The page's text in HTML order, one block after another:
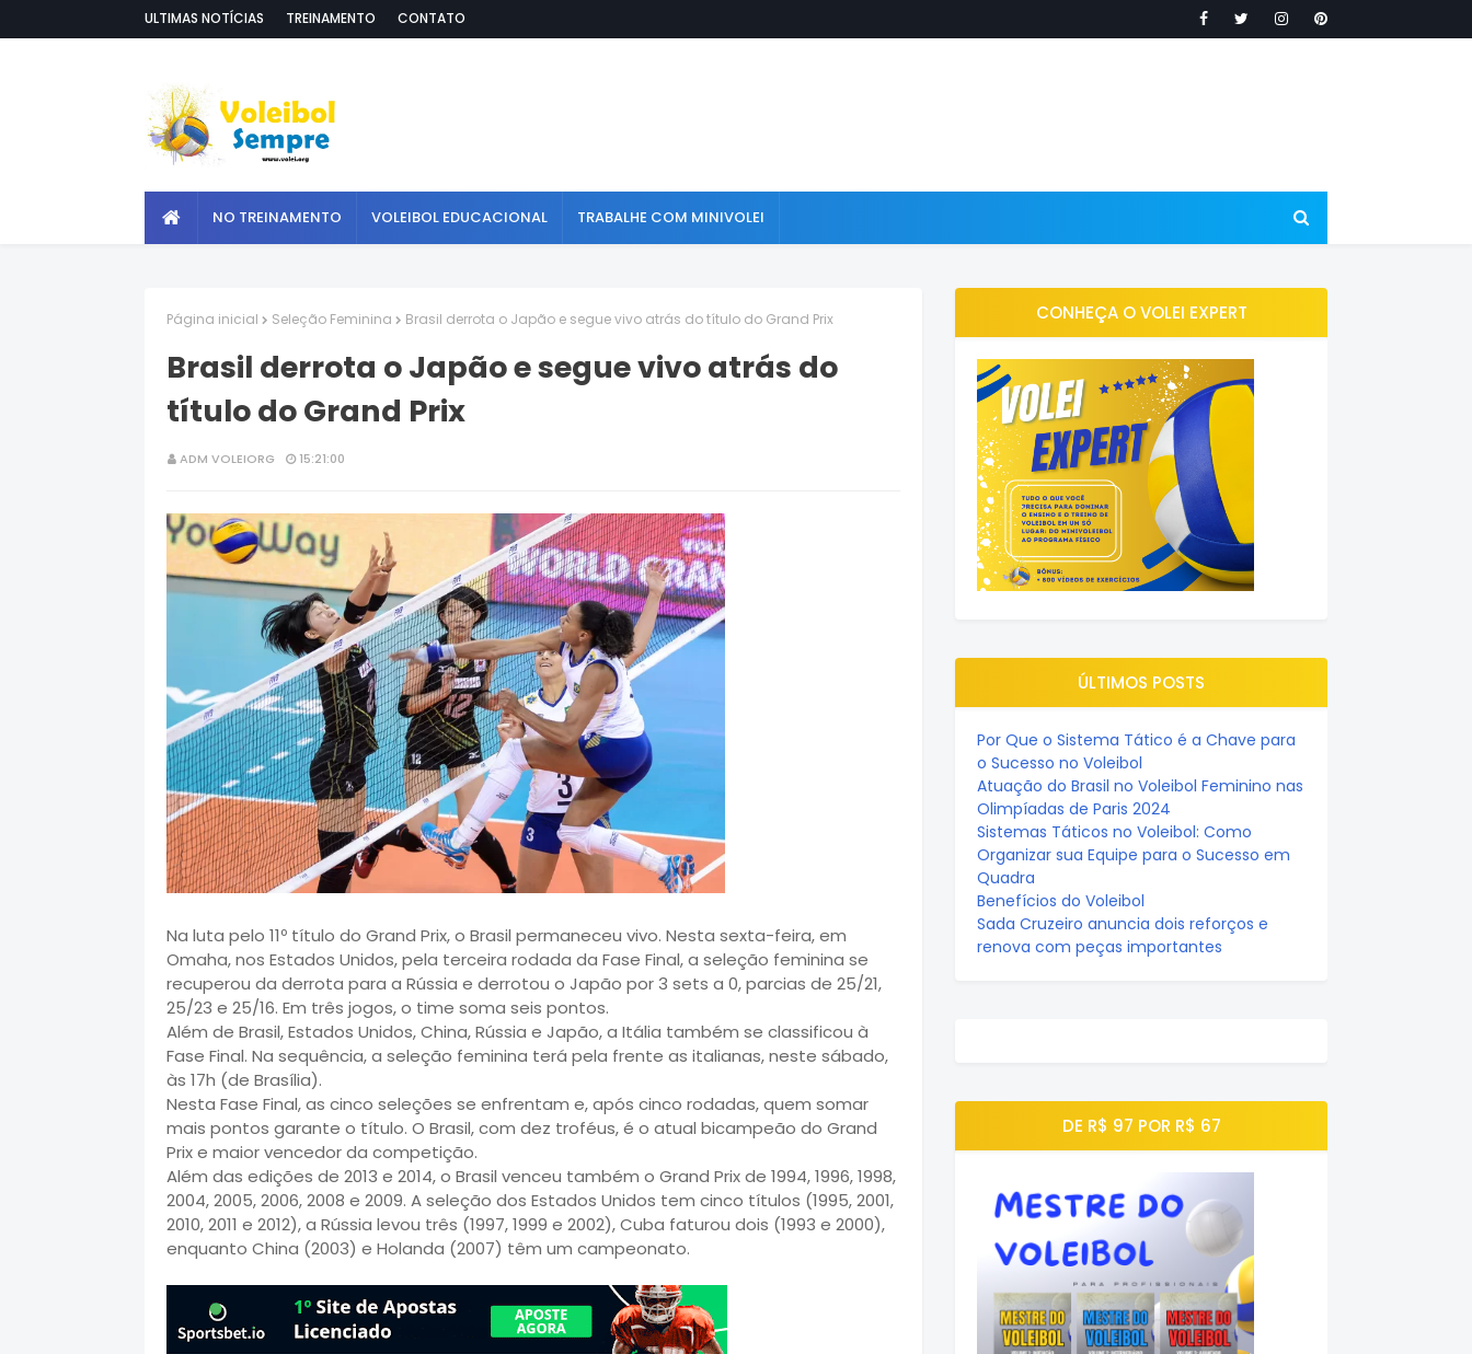
ULTIMAS NOTÍCIAS TREINAMENTO CONTATO
NO TREINAMENTO VOLEIBOL EDUCACIONAL TRABALHE COM MINIVOLEI
Página inicial Seleção Feminina Brasil derrota o Japão e segue vivo atrás do título do Grand Prix
Brasil derrota o Japão e segue vivo atrás do
título do Grand Prix
ADM VOLEIORG 15:21:00
Na luta pelo 11º título do Grand Prix, o Brasil permaneceu vivo. Nesta sexta-feira, em
Omaha, nos Estados Unidos, pela terceira rodada da Fase Final, a seleção feminina se
recuperou da derrota para a Rússia e derrotou o Japão por 3 sets a 0, parcias de 25/21,
25/23 e 25/16. Em três jogos, o time soma seis pontos.
Além de Brasil, Estados Unidos, China, Rússia e Japão, a Itália também se classificou à
Fase Final. Na sequência, a seleção feminina terá pela frente as italianas, neste sábado,
às 17h (de Brasília).
Nesta Fase Final, as cinco seleções se enfrentam e, após cinco rodadas, quem somar
mais pontos garante o título. O Brasil, com dez troféus, é o atual bicampeão do Grand
Prix e maior vencedor da competição.
Além das edições de 2013 e 2014, o Brasil venceu também o Grand Prix de 1994, 1996, 1998,
2004, 2005, 2006, 2008 e 2009. A seleção dos Estados Unidos tem cinco títulos (1995, 2001,
2010, 2011 e 2012), a Rússia levou três (1997, 1999 e 2002), Cuba faturou dois (1993 e 2000),
enquanto China (2003) e Holanda (2007) têm um campeonato.
CONHEÇA O VOLEI EXPERT
ÚLTIMOS POSTS
Por Que o Sistema Tático é a Chave para
o Sucesso no Voleibol
Atuação do Brasil no Voleibol Feminino nas
Olimpíadas de Paris 2024
Sistemas Táticos no Voleibol: Como
Organizar sua Equipe para o Sucesso em
Quadra
Benefícios do Voleibol
Sada Cruzeiro anuncia dois reforços e
renova com peças importantes
DE R$ 97 POR R$ 67